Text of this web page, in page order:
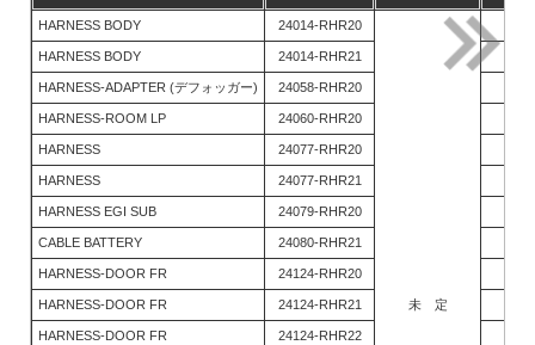
HARNESS BODY 24014-RHR20
未 定
HARNESS BODY 24014-RHR21
HARNESS-ADAPTER (デフォッガー) 24058-RHR20
HARNESS-ROOM LP 24060-RHR20
HARNESS 24077-RHR20
HARNESS 24077-RHR21
HARNESS EGI SUB 24079-RHR20
CABLE BATTERY 24080-RHR21
HARNESS-DOOR FR 24124-RHR20
HARNESS-DOOR FR 24124-RHR21
HARNESS-DOOR FR 24124-RHR22